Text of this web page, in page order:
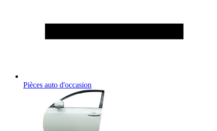
Pièces auto d'occasion